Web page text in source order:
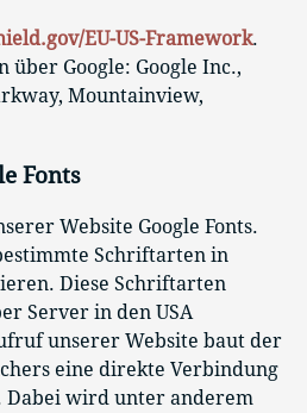
EU-US-Framework.
Google: Google Inc.,
Mountainview,
Fonts
Website Google Fonts.
Schriftarten in
Diese Schriftarten
Server in den USA
unserer Website baut der
eine direkte Verbindung
Dabei wird unter anderem